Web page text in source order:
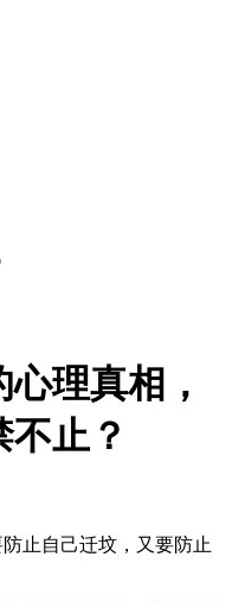
理真相，
止？
止自己迁坟，又要防止